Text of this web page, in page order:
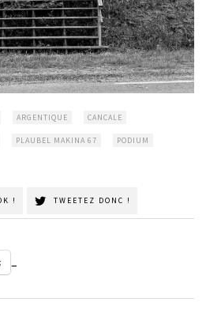
ARGENTIQUE CANCALE
PLAUBEL MAKINA 67 PODIUM
! TWEETEZ DONC !